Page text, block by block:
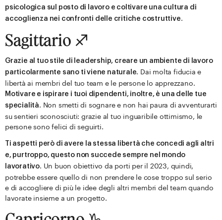
psicologica sul posto di lavoroe coltivare una cultura di
accoglienza nei confronti delle critiche costruttive.
Sagittario ♐️
Grazie al tuo stile di leadership, creare un ambiente di lavoro
particolarmente sano ti viene naturale. Dai molta fiducia e
libertà ai membri del tuo team e le persone lo apprezzano.
Motivare e ispirare i tuoi dipendenti, inoltre, è una delle tue
specialità. Non smetti di sognare e non hai paura di avventurarti
su sentieri sconosciuti: grazie al tuo inguaribile ottimismo, le
persone sono felici di seguirti.
Ti aspetti però di avere la stessa libertà che concedi agli altri
e, purtroppo, questo non succede sempre nel mondo
lavorativo. Un buon obiettivo da porti per il 2023, quindi,
potrebbe essere quello di non prendere le cose troppo sul serio
e di accogliere di più le idee degli altri membri del team quando
lavorate insieme a un progetto.